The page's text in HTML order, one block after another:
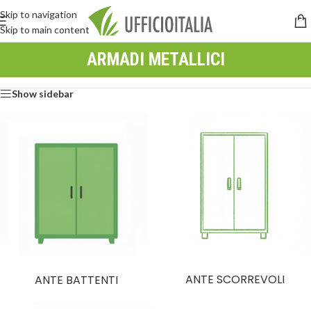
Skip to navigation
Skip to main content
ARMADI METALLICI
Show sidebar
ANTE BATTENTI ANTE SCORREVOLI